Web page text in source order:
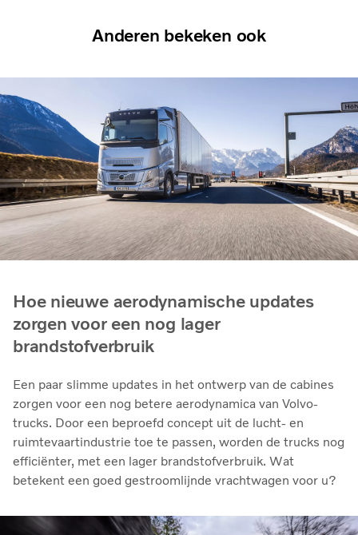
Anderen bekeken ook
Hoe nieuwe aerodynamische updates
zorgen voor een nog lager
brandstofverbruik
Een paar slimme updates in het ontwerp van de cabines
zorgen voor een nog betere aerodynamica van Volvo-
trucks. Door een beproefd concept uit de lucht- en
ruimtevaartindustrie toe te passen, worden de trucks nog
efficiënter, met een lager brandstofverbruik. Wat
betekent een goed gestroomlijnde vrachtwagen voor u?